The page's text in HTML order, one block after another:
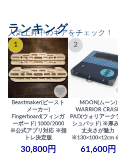
人気上昇中のギアをチェック！
ランキング
1
Beastmaker(ビースト
メーカー)
Fingerboard(フィンガ
ーボード) 1000/2000
※公式アプリ対応 ※指
トレ決定版
30,800円
2
MOON(ムーン)
WARRIOR
PAD(ウォリアーク
シュパッド) ※厚
丈夫さが魅力
※130×100×12cm
61,600円